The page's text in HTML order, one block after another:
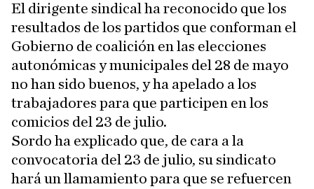
El dirigente sindical ha reconocido que los
resultados de los partidos que conforman el
Gobierno de coalición en las elecciones
autonómicas y municipales del 28 de mayo
no han sido buenos, y ha apelado a los
trabajadores para que participen en los
comicios del 23 de julio.
Sordo ha explicado que, de cara a la
convocatoria del 23 de julio, su sindicato
hará un llamamiento para que se refuercen